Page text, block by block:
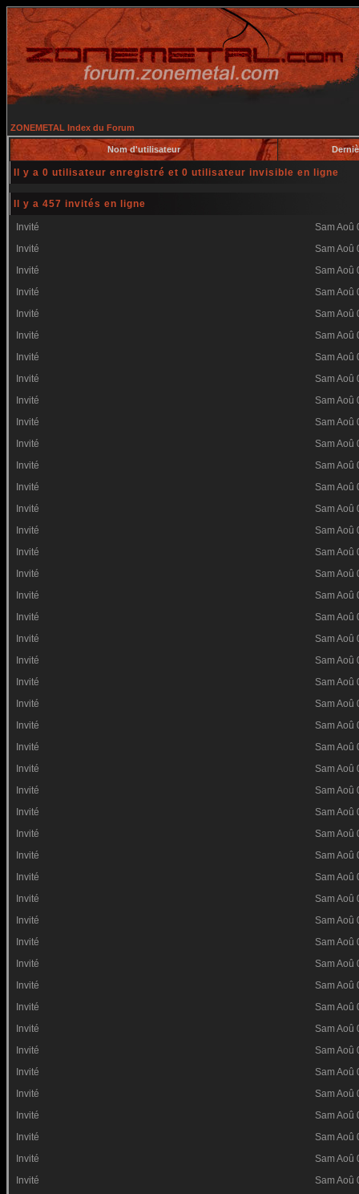
ZONEMETAL Index du Forum
Nom d'utilisateur
Il y a 0 utilisateur enregistré et 0 utilisateur invisible en ligne
Il y a 457 invités en ligne
Invité
Sam Aoû
Invité
Sam Aoû
Invité
Sam Aoû
Invité
Sam Aoû
Invité
Sam Aoû
Invité
Sam Aoû
Invité
Sam Aoû
Invité
Sam Aoû
Invité
Sam Aoû
Invité
Sam Aoû
Invité
Sam Aoû
Invité
Sam Aoû
Invité
Sam Aoû
Invité
Sam Aoû
Invité
Sam Aoû
Invité
Sam Aoû
Invité
Sam Aoû
Invité
Sam Aoû
Invité
Sam Aoû
Invité
Sam Aoû
Invité
Sam Aoû
Invité
Sam Aoû
Invité
Sam Aoû
Invité
Sam Aoû
Invité
Sam Aoû
Invité
Sam Aoû
Invité
Sam Aoû
Invité
Sam Aoû
Invité
Sam Aoû
Invité
Sam Aoû
Invité
Sam Aoû
Invité
Sam Aoû
Invité
Sam Aoû
Invité
Sam Aoû
Invité
Sam Aoû
Invité
Sam Aoû
Invité
Sam Aoû
Invité
Sam Aoû
Invité
Sam Aoû
Invité
Sam Aoû
Invité
Sam Aoû
Invité
Sam Aoû
Invité
Sam Aoû
Invité
Sam Aoû
Invité
Sam Aoû